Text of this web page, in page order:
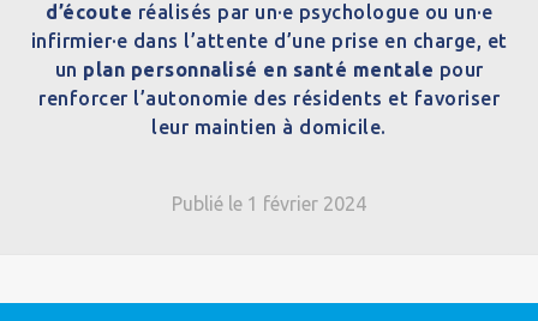
d’écoute réalisés par un·e psychologue ou un·e
infirmier·e dans l’attente d’une prise en charge, et
un plan personnalisé en santé mentale pour
renforcer l’autonomie des résidents et favoriser
leur maintien à domicile.
Publié le 1 février 2024